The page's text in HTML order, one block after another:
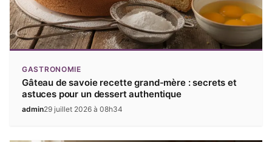
GASTRONOMIE
Gâteau de savoie recette grand-mère : secrets et
astuces pour un dessert authentique
admin29 juillet 2026 à 08h34